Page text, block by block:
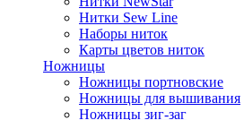
Нитки Sew Line
Наборы ниток
Карты цветов ниток
Ножницы
Ножницы портновские
Ножницы для вышивания
Ножницы зиг-заг